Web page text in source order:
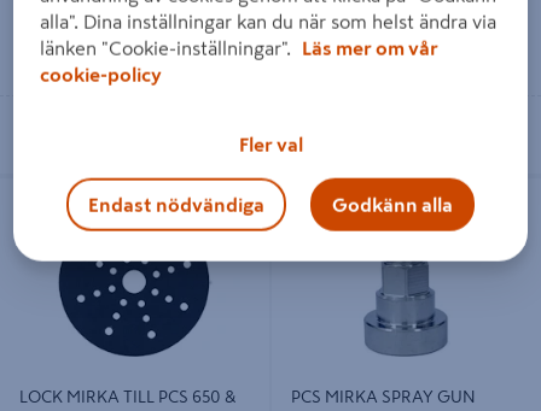
Läs mer Läs mer
LOCK MIRKA TILL PCS 650 &
850ML 125µ 50ST
LOCK MIRKA TILL PCS 650 &
PCS MIRKA SPRAY GUN ADAPTER
12
PCS MIRKA SPRAY GUN
alla". Dina inställningar kan du när som helst ändra via
länken "Cookie-inställningar".
Läs mer om vår
cookie-policy
Fler val
Endast nödvändiga Godkänn alla